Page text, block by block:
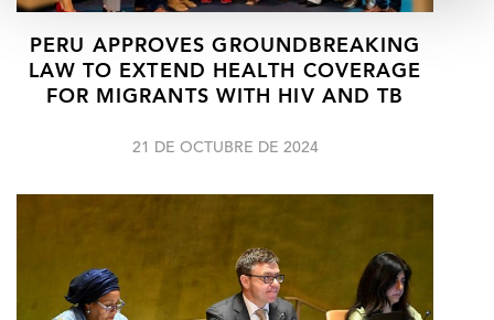
PERU APPROVES GROUNDBREAKING
LAW TO EXTEND HEALTH COVERAGE
FOR MIGRANTS WITH HIV AND TB
21 DE OCTUBRE DE 2024